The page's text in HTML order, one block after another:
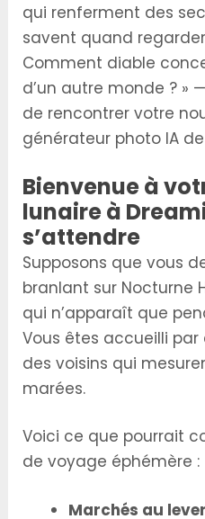
qui renferment des
savent quand
Comment diable
d’un autre monde ? »
de rencontrer votre
générateur photo IA
Bienvenue à
lunaire à
s’attendre
Supposons que vous
branlant sur Nocturne
qui n’apparaît que
Vous êtes accueilli
des voisins qui
marées.
Voici ce que pourrait
de voyage éphémère :
Marchés au